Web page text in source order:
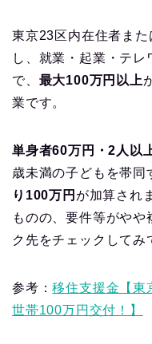
東京23区内在住者ま
し、就業・起業・テレ
で、 最大100万円以上
業です。
単身者60万円・2人以
歳未満の子どもを帯同
り100万円 が加算され
ものの、要件等がや
ク先をチェックしてみ
参考：移住支援金【東
世帯100万円交付！】